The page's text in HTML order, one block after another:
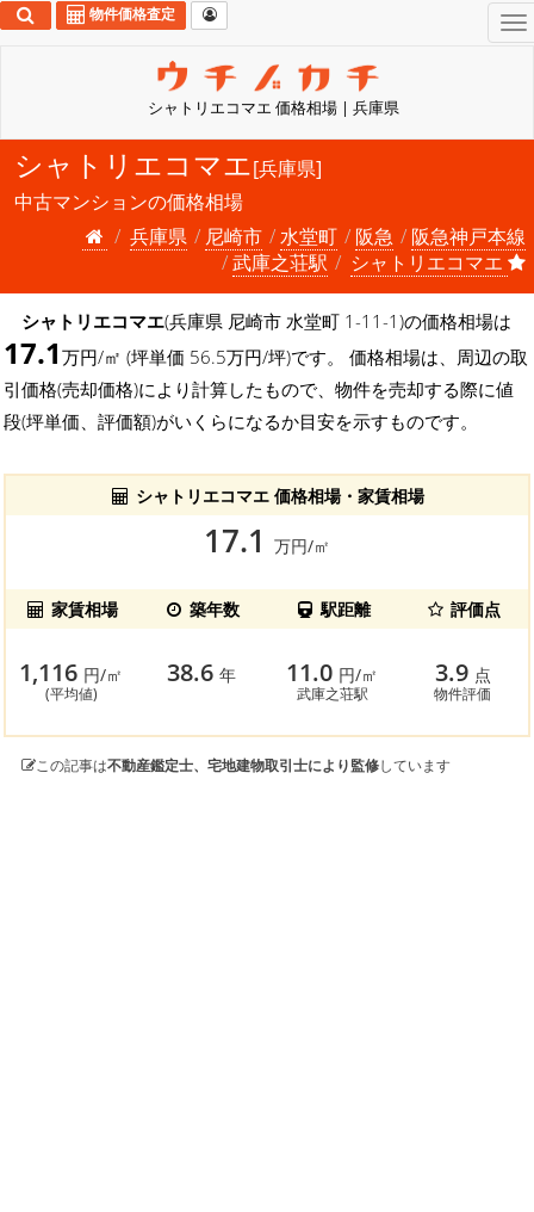
シャトリエコマエ 価格相場 | 兵庫県
物件価格査定
シャトリエコマエ[兵庫県]
中古マンションの価格相場
兵庫県
尼崎市 水堂町 阪急
阪急神戸本線
武庫之荘駅
シャトリエコマエ
シャトリエコマエ(兵庫県 尼崎市 水堂町 1-11-1)の価格相場は
17.1 万円/㎡ (坪単価 56.5万円/坪)です。 価格相場は、周辺の取
引価格(売却価格)により計算したもので、物件を売却する際に値
段(坪単価、評価額)がいくらになるか目安を示すものです。
シャトリエコマエ 価格相場・家賃相場
17.1 万円/㎡
家賃相場 築年数 駅距離 評価点
1,116 円/㎡
(平均値)
38.6年 11.0 円/㎡
武庫之荘駅
3.9 点
物件評価
この記事は不動産鑑定士、宅地建物取引士により監修しています